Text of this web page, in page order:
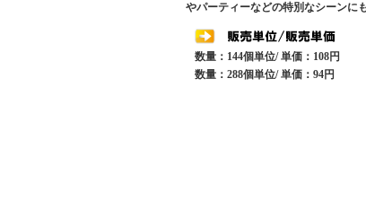
やパーティーなどの特別なシーンに
数量：144個単位/ 単価：108円
数量：288個単位/ 単価：94円